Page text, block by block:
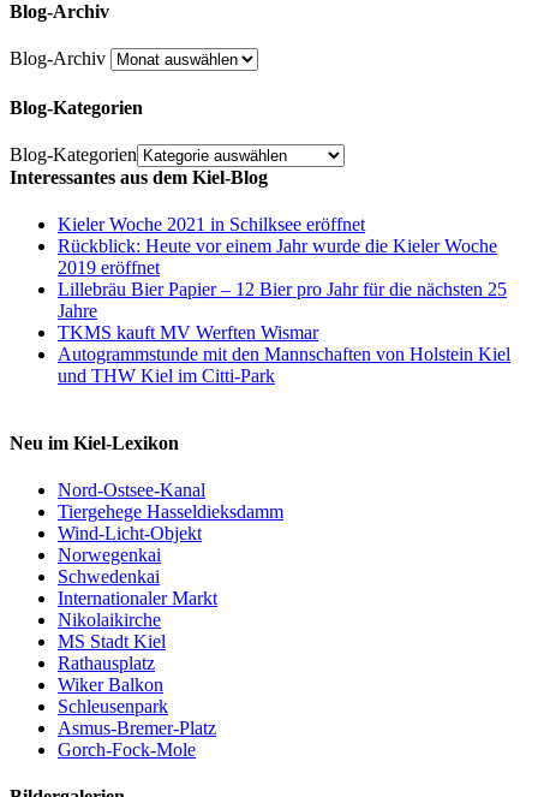
Blog-Archiv
Blog-Archiv
Blog-Kategorien
Blog-Kategorien
Interessantes aus dem Kiel-Blog
Kieler Woche 2021 in Schilksee eröffnet
Rückblick: Heute vor einem Jahr wurde die Kieler Woche
2019 eröffnet
Lillebräu Bier Papier – 12 Bier pro Jahr für die nächsten 25
Jahre
TKMS kauft MV Werften Wismar
Autogrammstunde mit den Mannschaften von Holstein Kiel
und THW Kiel im Citti-Park
Neu im Kiel-Lexikon
Nord-Ostsee-Kanal
Tiergehege Hasseldieksdamm
Wind-Licht-Objekt
Norwegenkai
Schwedenkai
Internationaler Markt
Nikolaikirche
MS Stadt Kiel
Rathausplatz
Wiker Balkon
Schleusenpark
Asmus-Bremer-Platz
Gorch-Fock-Mole